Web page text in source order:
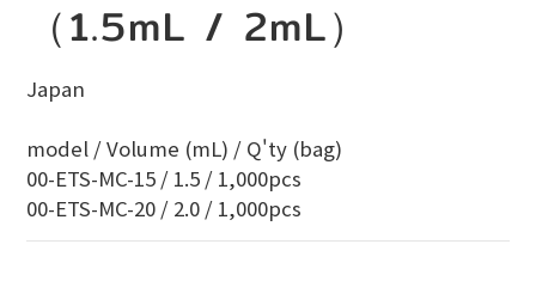
（1.5mL / 2mL）
Japan
model / Volume (mL) / Q'ty (bag)
00-ETS-MC-15 / 1.5 / 1,000pcs
00-ETS-MC-20 / 2.0 / 1,000pcs